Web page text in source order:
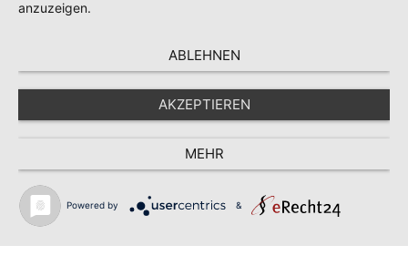
anzuzeigen.
ABLEHNEN
AKZEPTIEREN
MEHR
Powered by &